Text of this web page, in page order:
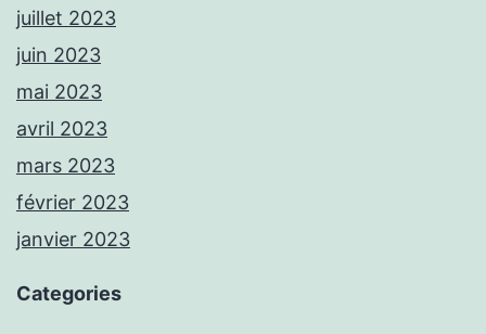
juillet 2023
juin 2023
mai 2023
avril 2023
mars 2023
février 2023
janvier 2023
Categories